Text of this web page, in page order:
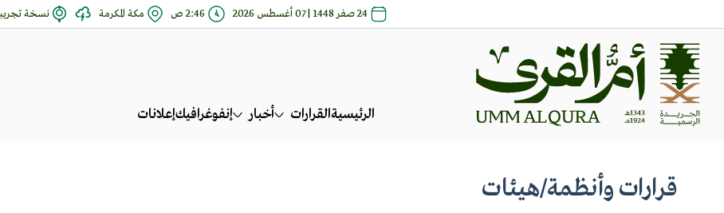
24 صفر 1448 | 07 أغسطس 2026 2:46 ص مكة المكرمة نسخة
الرئيسيةالقرارات أخبار إنفوغرافيكإعلانات
قرارات وأنظمة/هيئات